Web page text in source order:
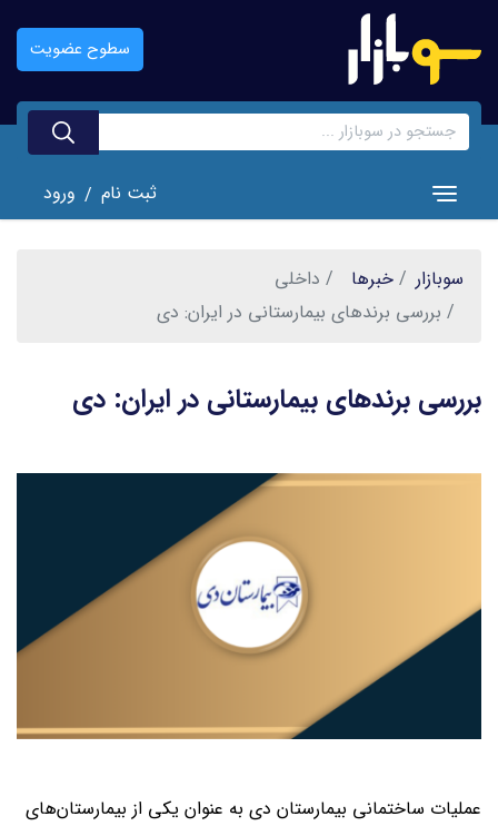
اصلی
سطوح عضویت
Toggle navigation ثبت نام / ورود
سوبازار خبر‌ها
داخلی
بررسی برندهای بیمارستانی در ایران: دی
بررسی برندهای بیمارستانی در ایران: دی
عملیات ساختمانی بیمارستان دی به عنوان یکی از بیمارستان‌های